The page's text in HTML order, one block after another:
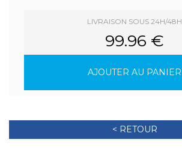
LIVRAISON SOUS 24H/48H
99.96 €
AJOUTER AU PANIER
< RETOUR